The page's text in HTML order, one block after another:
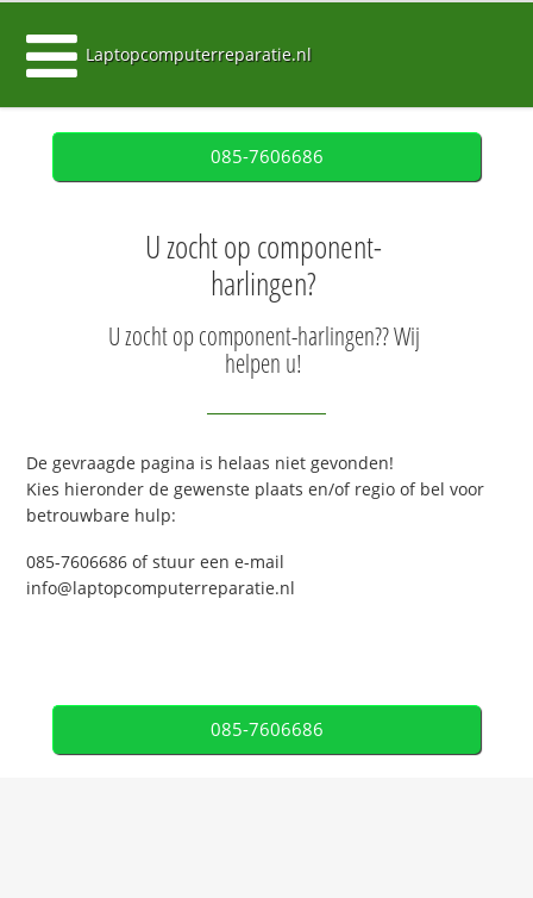
Laptopcomputerreparatie.nl
085-7606686
U zocht op component-
harlingen?
U zocht op component-harlingen?? Wij
helpen u!
De gevraagde pagina is helaas niet gevonden!
Kies hieronder de gewenste plaats en/of regio of bel voor
betrouwbare hulp:
085-7606686 of stuur een e-mail
info@laptopcomputerreparatie.nl
085-7606686